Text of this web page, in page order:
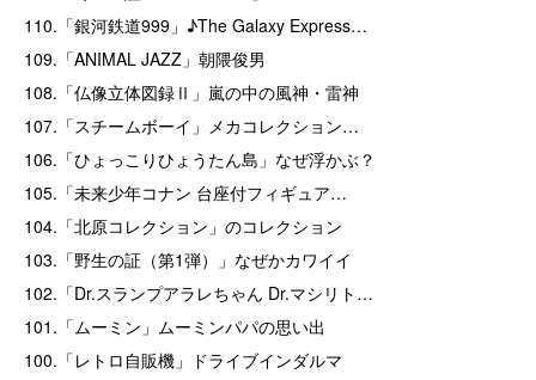
110.「銀河鉄道999」♪The Galaxy Express…
109.「ANIMAL JAZZ」朝隈俊男
108.「仏像立体図録Ⅱ」嵐の中の風神・雷神
107.「スチームボーイ」メカコレクション…
106.「ひょっこりひょうたん島」なぜ浮かぶ？
105.「未来少年コナン 台座付フィギュア…
104.「北原コレクション」のコレクション
103.「野生の証（第1弾）」なぜかカワイイ
102.「Dr.スランプアラレちゃん Dr.マシリト…
101.「ムーミン」ムーミンパパの思い出
100.「レトロ自販機」ドライブインダルマ